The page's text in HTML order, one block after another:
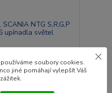
soubory cookies.
jiné pomáhají vylepšít Váš